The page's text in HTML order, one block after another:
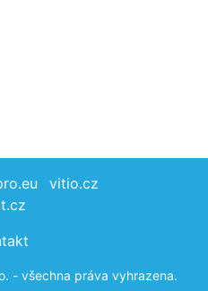
vitio.cz
- všechna práva vyhrazena.